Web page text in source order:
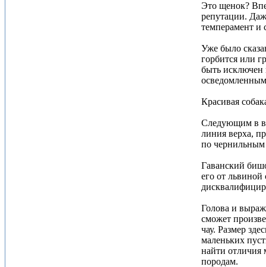
Это щенок?
репутации.
темперамент и
Уже было
горбится или
быть исключен
Красивая
Следующим в
линия верха,
по чернильным
Гаванский
его от львиной
Голова и
сможет
чау. Размер
маленьких
найти отличия
породам.